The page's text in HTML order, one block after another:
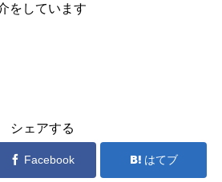
をしています
シェアする
Facebook はてブ